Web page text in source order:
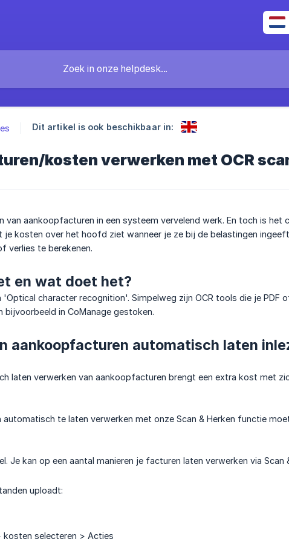
Dit artikel is ook beschikbaar in:
kosten verwerken met OCR
van aankoopfacturen in een systeem vervelend werk. En toch is
je kosten over het hoofd ziet wanneer je ze bij de belastingen
verlies te berekenen.
en wat doet het?
character recognition'. Simpelweg zijn OCR tools die je PDF
bijvoorbeeld in CoManage gestoken.
aankoopfacturen automatisch laten
laten verwerken van aankoopfacturen brengt een extra kost met
te laten verwerken met onze Scan & Herken functie
Je kan op een aantal manieren je facturen laten verwerken via Scan
uploadt:
kosten selecteren > Acties